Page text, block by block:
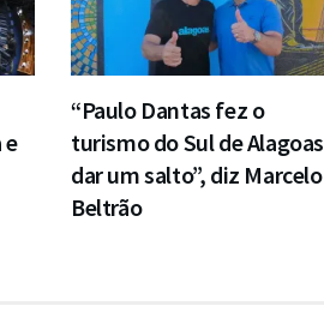
e
“Paulo Dantas fez o
turismo do Sul de Alagoas
dar um salto”, diz Marcelo
Beltrão